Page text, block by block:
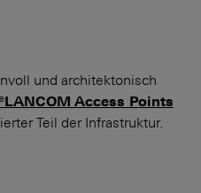
und architek­tonisch
Access Points
Teil der Infrastruktur.